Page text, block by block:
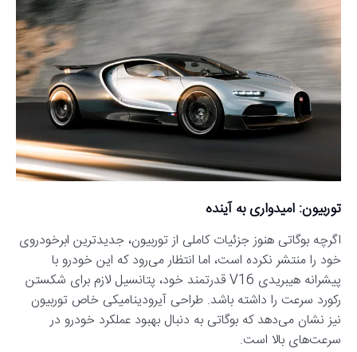
توربیون: امیدواری به آینده
اگرچه بوگاتی هنوز جزئیات کاملی از توربیون، جدیدترین ابرخودروی
خود را منتشر نکرده است، اما انتظار می‌رود که این خودرو با
پیشرانه هیبریدی V16 قدرتمند خود، پتانسیل لازم برای شکستن
رکورد سرعت را داشته باشد. طراحی آیرودینامیکی خاص توربیون
نیز نشان می‌دهد که بوگاتی به دنبال بهبود عملکرد خودرو در
سرعت‌های بالا است.